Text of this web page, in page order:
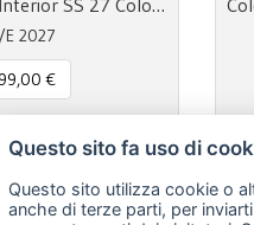
Color Essence Interior SS 27 Color Directions
E 2027
€
Questo sito fa uso di
Questo sito utilizza cookie o
anche di terze parti, per